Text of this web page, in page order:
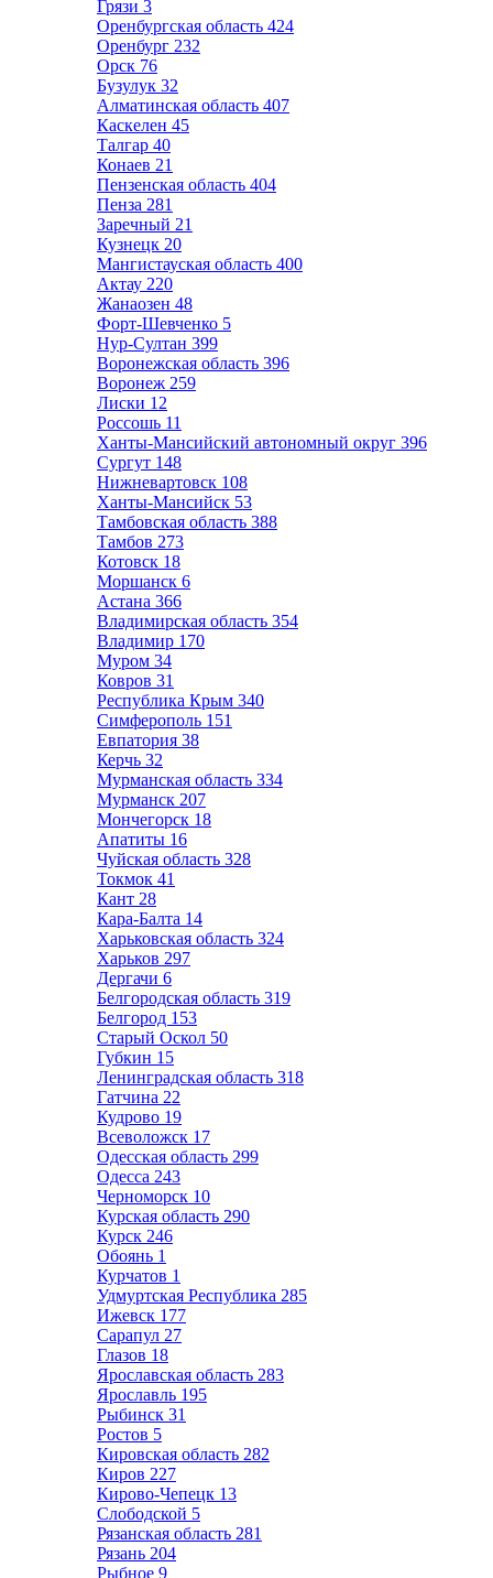
Грязи 3
Оренбургская область 424
Оренбург 232
Орск 76
Бузулук 32
Алматинская область 407
Каскелен 45
Талгар 40
Конаев 21
Пензенская область 404
Пенза 281
Заречный 21
Кузнецк 20
Мангистауская область 400
Актау 220
Жанаозен 48
Форт-Шевченко 5
Нур-Султан 399
Воронежская область 396
Воронеж 259
Лиски 12
Россошь 11
Ханты-Мансийский автономный округ 396
Сургут 148
Нижневартовск 108
Ханты-Мансийск 53
Тамбовская область 388
Тамбов 273
Котовск 18
Моршанск 6
Астана 366
Владимирская область 354
Владимир 170
Муром 34
Ковров 31
Республика Крым 340
Симферополь 151
Евпатория 38
Керчь 32
Мурманская область 334
Мурманск 207
Мончегорск 18
Апатиты 16
Чуйская область 328
Токмок 41
Кант 28
Кара-Балта 14
Харьковская область 324
Харьков 297
Дергачи 6
Белгородская область 319
Белгород 153
Старый Оскол 50
Губкин 15
Ленинградская область 318
Гатчина 22
Кудрово 19
Всеволожск 17
Одесская область 299
Одесса 243
Черноморск 10
Курская область 290
Курск 246
Обоянь 1
Курчатов 1
Удмуртская Республика 285
Ижевск 177
Сарапул 27
Глазов 18
Ярославская область 283
Ярославль 195
Рыбинск 31
Ростов 5
Кировская область 282
Киров 227
Кирово-Чепецк 13
Слободской 5
Рязанская область 281
Рязань 204
Рыбное 9